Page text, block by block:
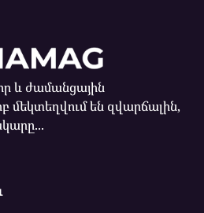
և ժամանցային
մեկտեղվում են զվարճալին,